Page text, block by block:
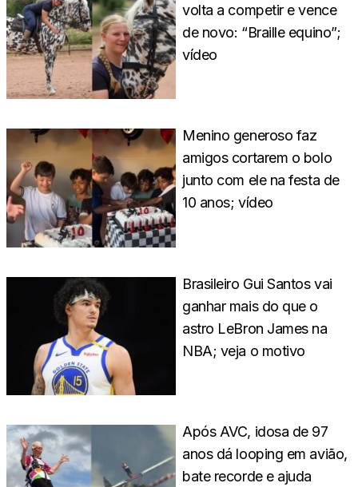
volta a competir e vence
de novo: “Braille equino”;
vídeo
Menino generoso faz
amigos cortarem o bolo
junto com ele na festa de
10 anos; vídeo
Brasileiro Gui Santos vai
ganhar mais do que o
astro LeBron James na
NBA; veja o motivo
Após AVC, idosa de 97
anos dá looping em avião,
bate recorde e ajuda